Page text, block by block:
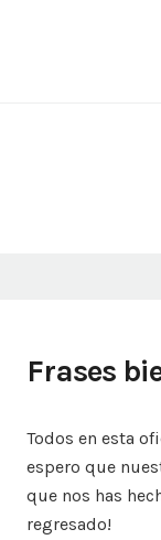
Frases
Todos en esta
espero que
que nos has
regresado!